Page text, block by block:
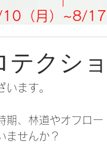
（月）~8/17
テクシ
います。
期、林道やオフロ
ませんか？